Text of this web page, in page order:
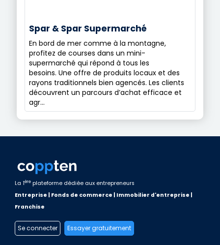
Spar & Spar Supermarché
En bord de mer comme à la montagne,
profitez de courses dans un mini-
supermarché qui répond à tous les
besoins. Une offre de produits locaux et des
rayons traditionnels bien agencés. Les clients
découvrent un parcours d’achat efficace et
agr…
La 1ère plateforme dédiée aux entrepreneurs
Entreprise | Fonds de commerce | Immobilier d'entreprise |
Franchise
Se connecter Essayer gratuitement